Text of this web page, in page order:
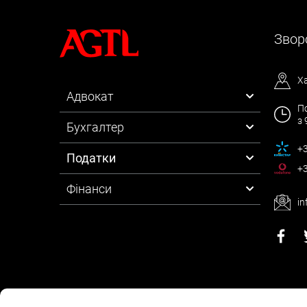
Адвокат
Бухгалтер
Податки
Фінанси
з